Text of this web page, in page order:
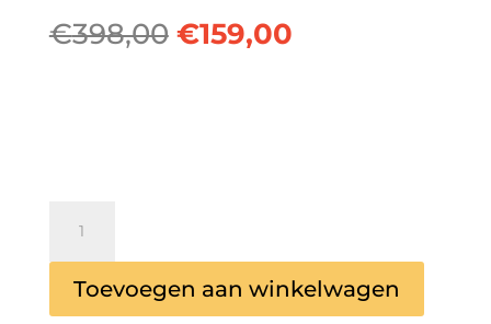
€398,00 Oorspronkelijke
€159,00Huidige
NASA
traagschuim
Tradition
Ergonomic
Toevoegen aan winkelwagen